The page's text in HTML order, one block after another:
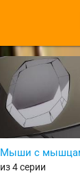
Мыши с
из 4 серии